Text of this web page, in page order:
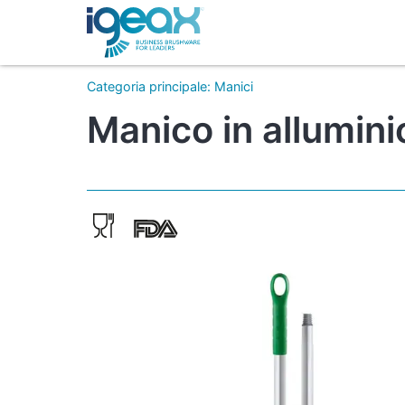
Categoria principale: Manici
Manico in